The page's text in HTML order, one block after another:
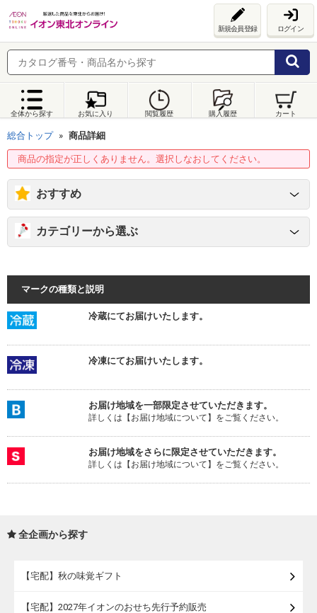
新規会員登録 ログイン
全体から探す お気に入り 閲覧履歴 購入履歴 カート
総合トップ 商品詳細
商品の指定が正しくありません。選択しなおしてください。
おすすめ
カテゴリーから選ぶ
マークの種類と説明
冷蔵にてお届けいたします。
冷凍にてお届けいたします。
お届け地域を一部限定させていただきます。
詳しくは【お届け地域について】をご覧ください。
お届け地域をさらに限定させていただきます。
詳しくは【お届け地域について】をご覧ください。
全企画から探す
【宅配】秋の味覚ギフト
【宅配】2027年イオンのおせち先行予約販売